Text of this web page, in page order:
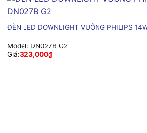
ĐÈN LED DOWNLIGHT VUÔNG PHILIPS
Model: DN027B G2
Giá:323,000₫